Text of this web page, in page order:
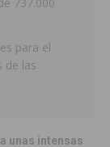
para el
de las
unas intensas